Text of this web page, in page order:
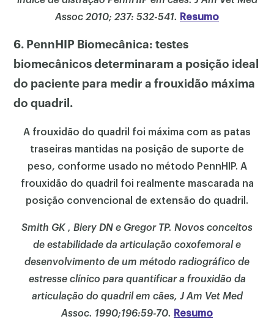
Assoc 2010; 237: 532-541. Resumo
6. PennHIP Biomecânica: testes
biomecânicos determinaram a posição ideal
do paciente para medir a frouxidão máxima
do quadril.
A frouxidão do quadril foi máxima com as patas
traseiras mantidas na posição de suporte de
peso, conforme usado no método PennHIP. A
frouxidão do quadril foi realmente mascarada na
posição convencional de extensão do quadril.
Smith GK , Biery DN e Gregor TP. Novos conceitos
de estabilidade da articulação coxofemoral e
desenvolvimento de um método radiográfico de
estresse clínico para quantificar a frouxidão da
articulação do quadril em cães, J Am Vet Med
Assoc. 1990;196:59-70. Resumo